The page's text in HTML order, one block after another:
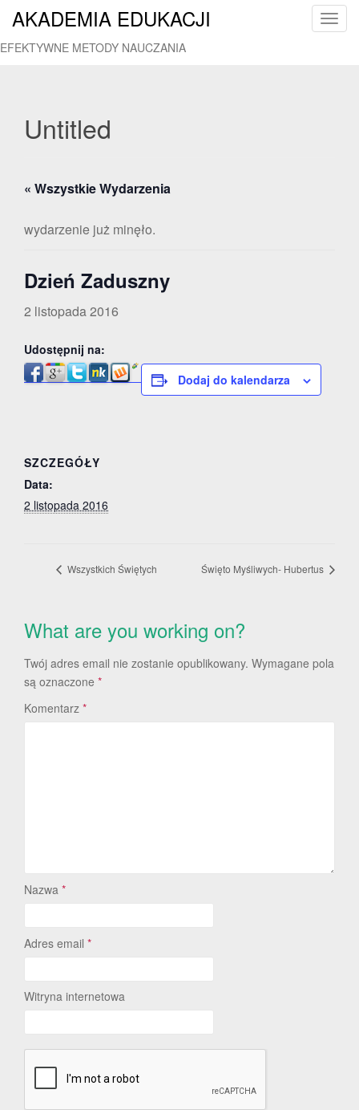
T
AKADEMIA EDUKACJI
EFEKTYWNE METODY NAUCZANIA
Untitled
« Wszystkie Wydarzenia
wydarzenie już minęło.
Dzień Zaduszny
2 listopada 2016
Udostępnij na:
Dodaj do kalendarza
SZCZEGÓŁY
Data:
2 listopada 2016
Wszystkich Świętych Święto Myśliwych- Hubertus
What are you working on?
Twój adres email nie zostanie opublikowany. Wymagane pola
są oznaczone *
Komentarz *
Nazwa *
Adres email *
Witryna internetowa